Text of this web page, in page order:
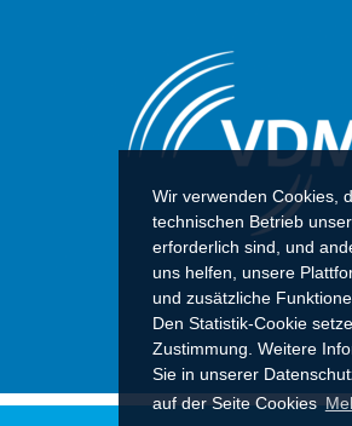
Wir verwenden Cookies,
technischen Betrieb
erforderlich sind, und
uns helfen, unsere
und zusätzliche
Den Statistik-Cookie
Zustimmung. Weitere
Sie in unserer
auf der Seite Cookies